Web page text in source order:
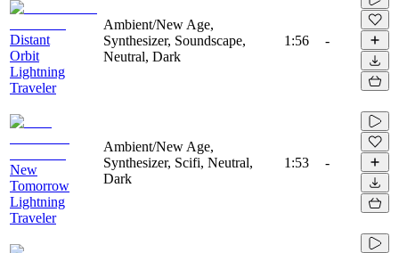
Distant
Orbit
Lightning
Traveler
Ambient/New Age,
Synthesizer, Soundscape,
Neutral, Dark
1:56 -
New
Tomorrow
Lightning
Traveler
Ambient/New Age,
Synthesizer, Scifi, Neutral,
Dark
1:53 -